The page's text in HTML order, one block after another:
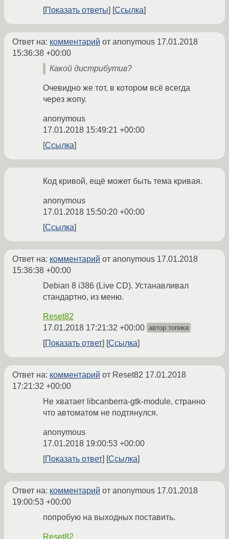
Показать ответы
Ссылка
Ответ на: комментарий от anonymous 17.01.2018
15:36:38 +00:00
Какой дистрибутив?
Очевидно же тот, в котором всё всегда
через жопу.
anonymous
17.01.2018 15:49:21 +00:00
Ссылка
Код кривой, ещё может быть тема кривая.
anonymous
17.01.2018 15:50:20 +00:00
Ссылка
Ответ на: комментарий от anonymous 17.01.2018
15:36:38 +00:00
Debian 8 i386 (Live CD). Устанавливал
стандартно, из меню.
Reset82
17.01.2018 17:21:32 +00:00 автор топика
Показать ответ Ссылка
Ответ на: комментарий от Reset82 17.01.2018
17:21:32 +00:00
Не хватает libcanberra-gtk-module, странно
что автоматом не подтянулся.
anonymous
17.01.2018 19:00:53 +00:00
Показать ответ
Ссылка
Ответ на: комментарий от anonymous 17.01.2018
19:00:53 +00:00
попробую на выходных поставить.
Reset82